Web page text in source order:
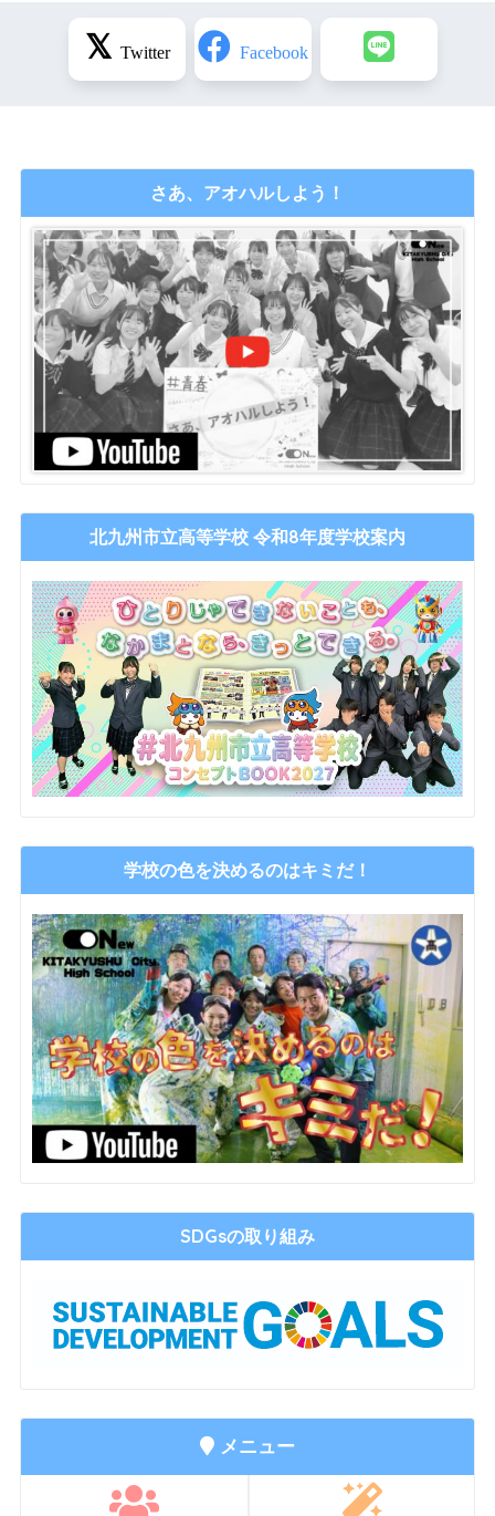
さあ、アオハルしよう！
北九州市立高等学校 令和8年度学校案内
学校の色を決めるのはキミだ！
SDGsの取り組み
メニュー